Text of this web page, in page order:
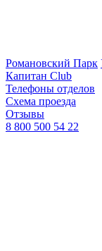
Романовский Парк
Капитан Club
Телефоны отделов
Схема проезда
Отзывы
8 800 500 54 22